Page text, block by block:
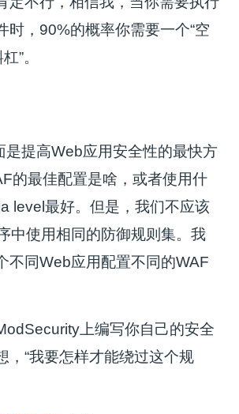
时，90%的概率你需要一个“空
”。
是提高Web应用安全性的最快方
的最佳配置是啥，或者使用什
level最好。但是，我们不应该
中使用相同的防御规则集。我
不同Web应用配置不同的WAF
上编写你自己的安全
，“我要怎样才能绕过这个规